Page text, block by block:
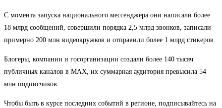
С момента запуска национального мессенджера они написали более
18 млрд сообщений, совершили порядка 2,5 млрд звонков, записали
примерно 200 млн видеокружков и отправили более 1 млрд стикеров.
Блогеры, компании и госорганизации создали более 140 тысяч
публичных каналов в МАХ, их суммарная аудитория превысила 54
млн подписчиков.
Чтобы быть в курсе последних событий в регионе, подписывайтесь на